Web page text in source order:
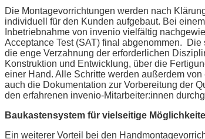
Die Montagevorrichtungen werden nach
individuell für den Kunden aufgebaut. Bei
Inbetriebnahme von invenio vielfältig
Acceptance Test (SAT) final abgenommen.
die enge Verzahnung der erforderlichen
Konstruktion und Entwicklung, über die
einer Hand. Alle Schritte werden außerdem
auch die Dokumentation zur Vorbereitung der
den erfahrenen invenio-Mitarbeiter:innen
Baukastensystem für vielseitige
Ein weiterer Vorteil bei den